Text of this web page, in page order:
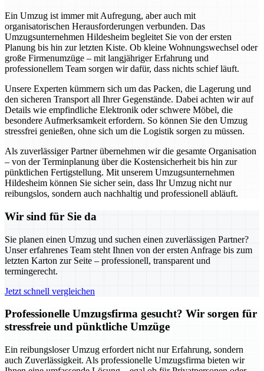
Ein Umzug ist immer mit Aufregung, aber auch mit
organisatorischen Herausforderungen verbunden. Das
Umzugsunternehmen Hildesheim begleitet Sie von der ersten
Planung bis hin zur letzten Kiste. Ob kleine Wohnungswechsel oder
große Firmenumzüge – mit langjähriger Erfahrung und
professionellem Team sorgen wir dafür, dass nichts schief läuft.
Unsere Experten kümmern sich um das Packen, die Lagerung und
den sicheren Transport all Ihrer Gegenstände. Dabei achten wir auf
Details wie empfindliche Elektronik oder schwere Möbel, die
besondere Aufmerksamkeit erfordern. So können Sie den Umzug
stressfrei genießen, ohne sich um die Logistik sorgen zu müssen.
Als zuverlässiger Partner übernehmen wir die gesamte Organisation
– von der Terminplanung über die Kostensicherheit bis hin zur
pünktlichen Fertigstellung. Mit unserem Umzugsunternehmen
Hildesheim können Sie sicher sein, dass Ihr Umzug nicht nur
reibungslos, sondern auch nachhaltig und professionell abläuft.
Wir sind für Sie da
Sie planen einen Umzug und suchen einen zuverlässigen Partner?
Unser erfahrenes Team steht Ihnen von der ersten Anfrage bis zum
letzten Karton zur Seite – professionell, transparent und
termingerecht.
Jetzt schnell vergleichen
Professionelle Umzugsfirma gesucht? Wir sorgen für
stressfreie und pünktliche Umzüge
Ein reibungsloser Umzug erfordert nicht nur Erfahrung, sondern
auch Zuverlässigkeit. Als professionelle Umzugsfirma bieten wir